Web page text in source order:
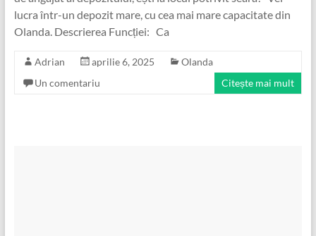
lucra într-un depozit mare, cu cea mai mare capacitate din
Olanda. Descrierea Funcției: Ca
Adrian aprilie 6, 2025
Olanda
Un comentariu
Citește mai mult